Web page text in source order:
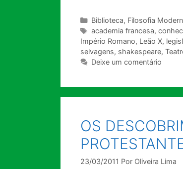
Categorias
Biblioteca, Filosofia
Tags
academia francesa,
Império Romano, Leão X,
selvagens, shakespeare,
Deixe um comentário
OS
23/03/2011 Por Oliveira Lima